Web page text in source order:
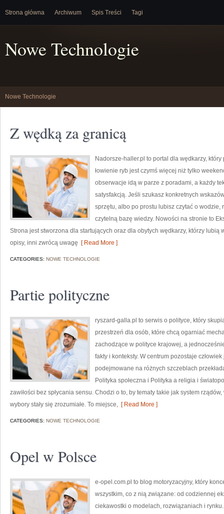
Strona główna Archiwum Spis Treści Tagi
Nowe Technologie
Nowe Technologie
Z wędką za granicą
Nadorsze-haller.pl to portal dla wędkarzy,
łowienie ryb jest czymś więcej niż tylko
obserwacje idą w parze z poradami, a każdy
satysfakcją. Jeśli szukasz konkretnych
sprzętu, albo po prostu lubisz czytać o
czytelną bazę wiedzy. Nowości na stronie to
Strona jest stworzona dla startujących oraz dla obytych wędkarzy, którzy
opisy, inni zwrócą uwagę [ Read More ]
CATEGORIES: NOWE TECHNOLOGIE
Partie polityczne
ryszard-galla.pl to serwis o polityce, który
przestrzeń dla osób, które chcą ogarniać
zachodzące w polityce krajowej, a
fakty i konteksty. W centrum pozostaje
podejmowane na różnych szczeblach
Polityka społeczna i Polityka a religia i
zawiłości bez spłycania sensu. Chodzi o to, by tematy takie jak system
wybory stały się zrozumiałe. To miejsce, [ Read More ]
CATEGORIES: NOWE TECHNOLOGIE
Opel w Polsce
e-opel.com.pl to blog motoryzacyjny, który
wszystkim, co z nią związane: od codziennej
ciekawostki o modelach, rozwiązaniach i